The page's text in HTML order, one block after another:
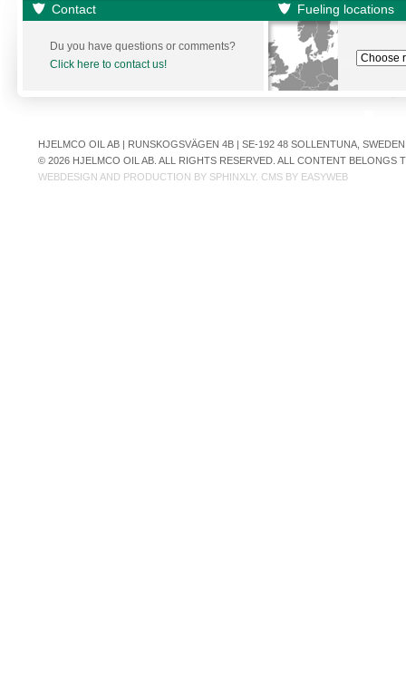
Contact Fueling locations
Du you have questions or comments?
Click here to contact us!
HJELMCO OIL AB | RUNSKOGSVÄGEN 4B | SE-192 48 SOLLENTUNA,
© 2026 HJELMCO OIL AB. ALL RIGHTS RESERVED. ALL CONTENT
WEBDESIGN AND PRODUCTION BY SPHINXLY. CMS BY EASYWEB